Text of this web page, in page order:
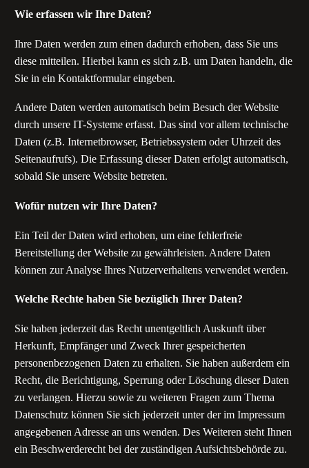
Wie erfassen wir Ihre Daten?
Ihre Daten werden zum einen dadurch erhoben, dass Sie uns
diese mitteilen. Hierbei kann es sich z.B. um Daten handeln, die
Sie in ein Kontaktformular eingeben.
Andere Daten werden automatisch beim Besuch der Website
durch unsere IT-Systeme erfasst. Das sind vor allem technische
Daten (z.B. Internetbrowser, Betriebssystem oder Uhrzeit des
Seitenaufrufs). Die Erfassung dieser Daten erfolgt automatisch,
sobald Sie unsere Website betreten.
Wofür nutzen wir Ihre Daten?
Ein Teil der Daten wird erhoben, um eine fehlerfreie
Bereitstellung der Website zu gewährleisten. Andere Daten
können zur Analyse Ihres Nutzerverhaltens verwendet werden.
Welche Rechte haben Sie bezüglich Ihrer Daten?
Sie haben jederzeit das Recht unentgeltlich Auskunft über
Herkunft, Empfänger und Zweck Ihrer gespeicherten
personenbezogenen Daten zu erhalten. Sie haben außerdem ein
Recht, die Berichtigung, Sperrung oder Löschung dieser Daten
zu verlangen. Hierzu sowie zu weiteren Fragen zum Thema
Datenschutz können Sie sich jederzeit unter der im Impressum
angegebenen Adresse an uns wenden. Des Weiteren steht Ihnen
ein Beschwerderecht bei der zuständigen Aufsichtsbehörde zu.